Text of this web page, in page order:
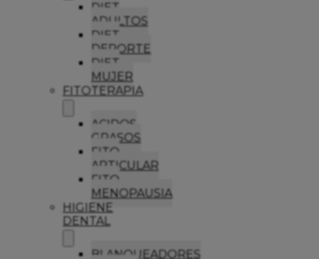
DIET
ADULTOS
DIET
DEPORTE
DIET
MUJER
FITOTERAPIA
ACIDOS
GRASOS
FITO
ARTICULAR
FITO
MENOPAUSIA
HIGIENE
DENTAL
BLANQUEADORES